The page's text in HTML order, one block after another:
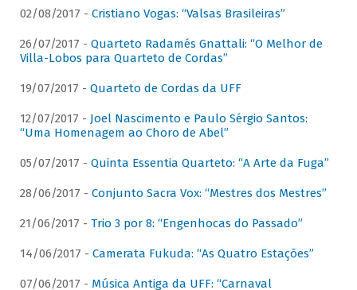
02/08/2017 - Cristiano Vogas: “Valsas Brasileiras”
26/07/2017 - Quarteto Radamés Gnattali: “O Melhor de
Villa-Lobos para Quarteto de Cordas”
19/07/2017 - Quarteto de Cordas da UFF
12/07/2017 - Joel Nascimento e Paulo Sérgio Santos:
“Uma Homenagem ao Choro de Abel”
05/07/2017 - Quinta Essentia Quarteto: “A Arte da Fuga”
28/06/2017 - Conjunto Sacra Vox: “Mestres dos Mestres”
21/06/2017 - Trio 3 por 8: “Engenhocas do Passado”
14/06/2017 - Camerata Fukuda: “As Quatro Estações”
07/06/2017 - Música Antiga da UFF: “Carnaval